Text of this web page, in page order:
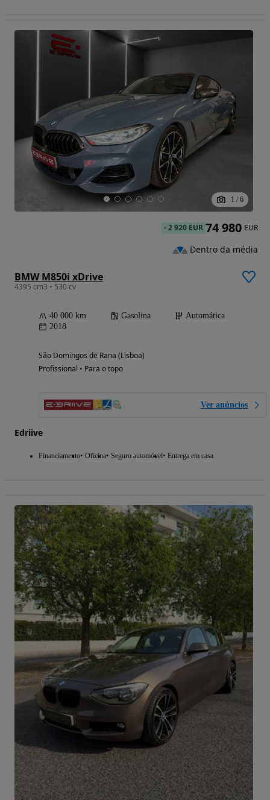
1 / 6
BMW M850i xDrive
4395 cm3 • 530 cv
40 000 km Gasolina
Automática
2018
São Domingos de Rana (Lisboa)
Profissional • Para o topo
Ver anúncios
Edriive
Financiamento Oficina Seguro automóvel Entrega em casa
-2 920 EUR 74 980 EUR
Dentro da média